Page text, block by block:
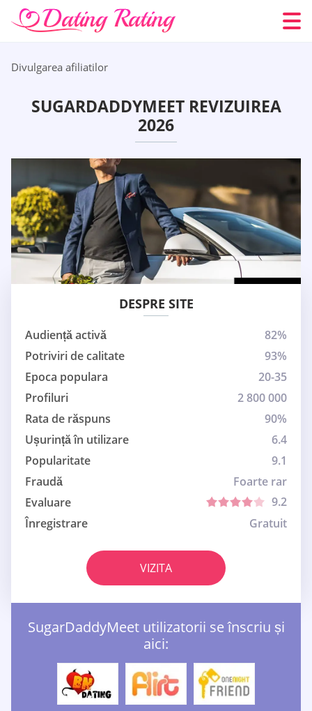
Divulgarea afiliatilor
SUGARDADDYMEET REVIZUIREA
2026
DESPRE SITE
Audiență activă
82%
Potriviri de calitate
93%
Epoca populara
20-35
Profiluri
2 800 000
Rata de răspuns
90%
Ușurință în utilizare
6.4
Popularitate
9.1
Fraudă
Foarte rar
Evaluare
9.2
Înregistrare
Gratuit
VIZITA
SugarDaddyMeet utilizatorii se înscriu și
aici: